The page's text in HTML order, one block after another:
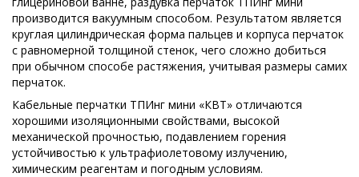
производится вакуумным способом. Результатом является
круглая цилиндрическая форма пальцев и корпуса перчаток
с равномерной толщиной стенок, чего сложно добиться
при обычном способе растяжения, учитывая размеры самих
перчаток.
Кабельные перчатки ТПИнг мини «КВТ» отличаются
хорошими изоляционными свойствами, высокой
механической прочностью, подавлением горения
устойчивостью к ультрафиолетовому излучению,
химическим реагентам и погодным условиям.